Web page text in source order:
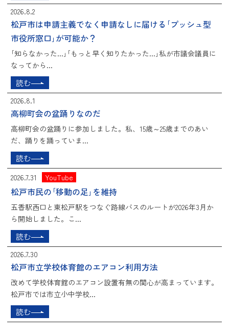
2026.8.2
松戸市は申請主義でなく申請なしに届ける｢プッシュ型
市役所窓口｣が可能か？
｢知らなかった...｣｢もっと早く知りたかった...｣私が市議会議員に
なってから...
読む
2026.8.1
高柳町会の盆踊りなのだ
高柳町会の盆踊りに参加しました。私、15歳～25歳までのあい
だ、踊りを踊っていま...
読む
2026.7.31 YouTube
松戸市民の｢移動の足｣を維持
五香駅西口と東松戸駅をつなぐ路線バスのルートが2026年3月か
ら開始しました。こ...
読む
2026.7.30
松戸市立学校体育館のエアコン利用方法
改めて学校体育館のエアコン設置有無の関心が高まっています。
松戸市では市立小中学校...
読む